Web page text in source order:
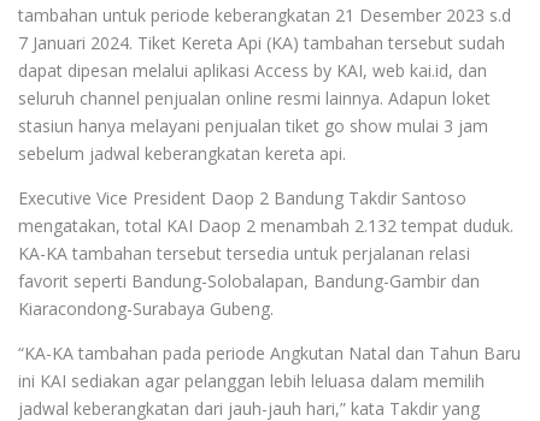
tambahan untuk periode keberangkatan 21 Desember 2023 s.d
7 Januari 2024. Tiket Kereta Api (KA) tambahan tersebut sudah
dapat dipesan melalui aplikasi Access by KAI, web kai.id, dan
seluruh channel penjualan online resmi lainnya. Adapun loket
stasiun hanya melayani penjualan tiket go show mulai 3 jam
sebelum jadwal keberangkatan kereta api.
Executive Vice President Daop 2 Bandung Takdir Santoso
mengatakan, total KAI Daop 2 menambah 2.132 tempat duduk.
KA-KA tambahan tersebut tersedia untuk perjalanan relasi
favorit seperti Bandung-Solobalapan, Bandung-Gambir dan
Kiaracondong-Surabaya Gubeng.
“KA-KA tambahan pada periode Angkutan Natal dan Tahun Baru
ini KAI sediakan agar pelanggan lebih leluasa dalam memilih
jadwal keberangkatan dari jauh-jauh hari,” kata Takdir yang